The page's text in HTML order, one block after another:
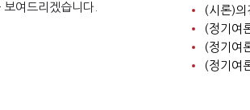
여드리겠습니다.
(시론)의
(정기여